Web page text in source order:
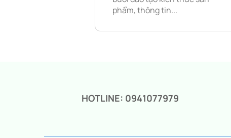
phẩm, thông tin...
HOTLINE: 0941077979